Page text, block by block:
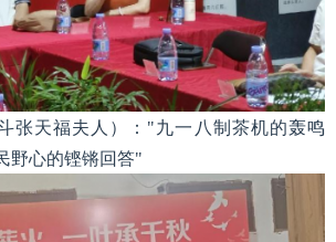
张天福夫人）："九一八制茶机的轰鸣
野心的铿锵回答"